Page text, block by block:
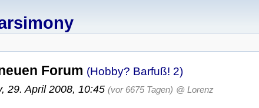
Forum (Hobby? Barfuß! 2)
29. April 2008, 10:45 (vor 6675 Tagen) @ Lorenz